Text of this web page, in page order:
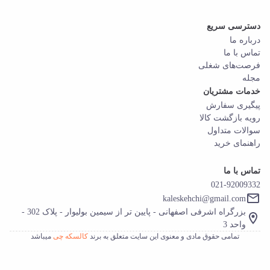
دسترسی سریع
درباره ما
تماس با ما
فرصت‌های شغلی
مجله
خدمات مشتریان
پیگیری سفارش
رویه بازگشت کالا
سوالات متداول
راهنمای خرید
تماس با ما
021-92009332
kaleskehchi@gmail.com
بزرگراه اشرفی اصفهانی - پایین تر از سیمین بولیوار - پلاک 302 -
واحد 3
تمامی حقوق مادی و معنوی این سایت متعلق به برند کالسکه چی میباشد